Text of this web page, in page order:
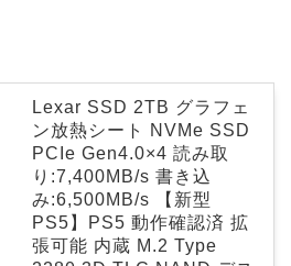
Lexar SSD 2TB グラフェ
ン放熱シート NVMe SSD
PCIe Gen4.0×4 読み取
り:7,400MB/s 書き込
み:6,500MB/s 【新型
PS5】PS5 動作確認済 拡
張可能 内蔵 M.2 Type